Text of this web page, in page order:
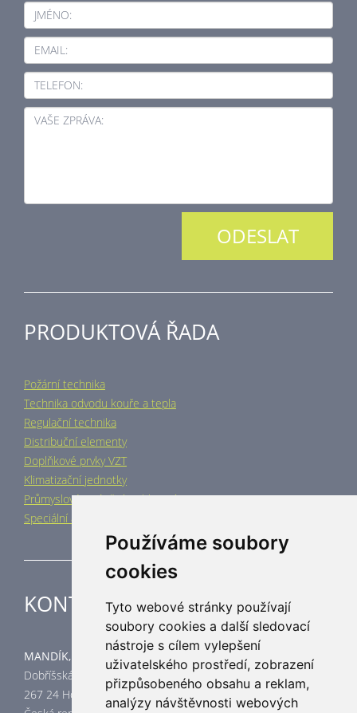
Používáme soubory
cookies
Tyto webové stránky používají
soubory cookies a další sledovací
nástroje s cílem vylepšení
uživatelského prostředí, zobrazení
přizpůsobeného obsahu a reklam,
analýzy návštěvnosti webových
JMÉNO:
EMAIL:
TELEFON:
VAŠE ZPRÁVA:
PRODUKTOVÁ ŘADA
Požární technika
Technika odvodu kouře a tepla
Regulační technika
Distribuční elementy
Doplňkové prvky VZT
Klimatizační jednotky
Průmyslové vytápění a chlazení
Speciální aplikace
KONTAKT
MANDÍK, a.s.
Dobříšská 550
267 24 Hostomice